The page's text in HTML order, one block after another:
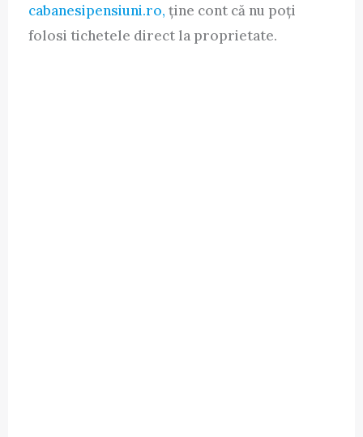
cabanesipensiuni.ro, ține cont că nu poți
folosi tichetele direct la proprietate.